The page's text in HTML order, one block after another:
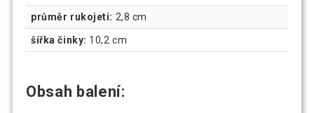
průměr rukojeti: 2,8 cm
šířka činky: 10,2 cm
Obsah balení: